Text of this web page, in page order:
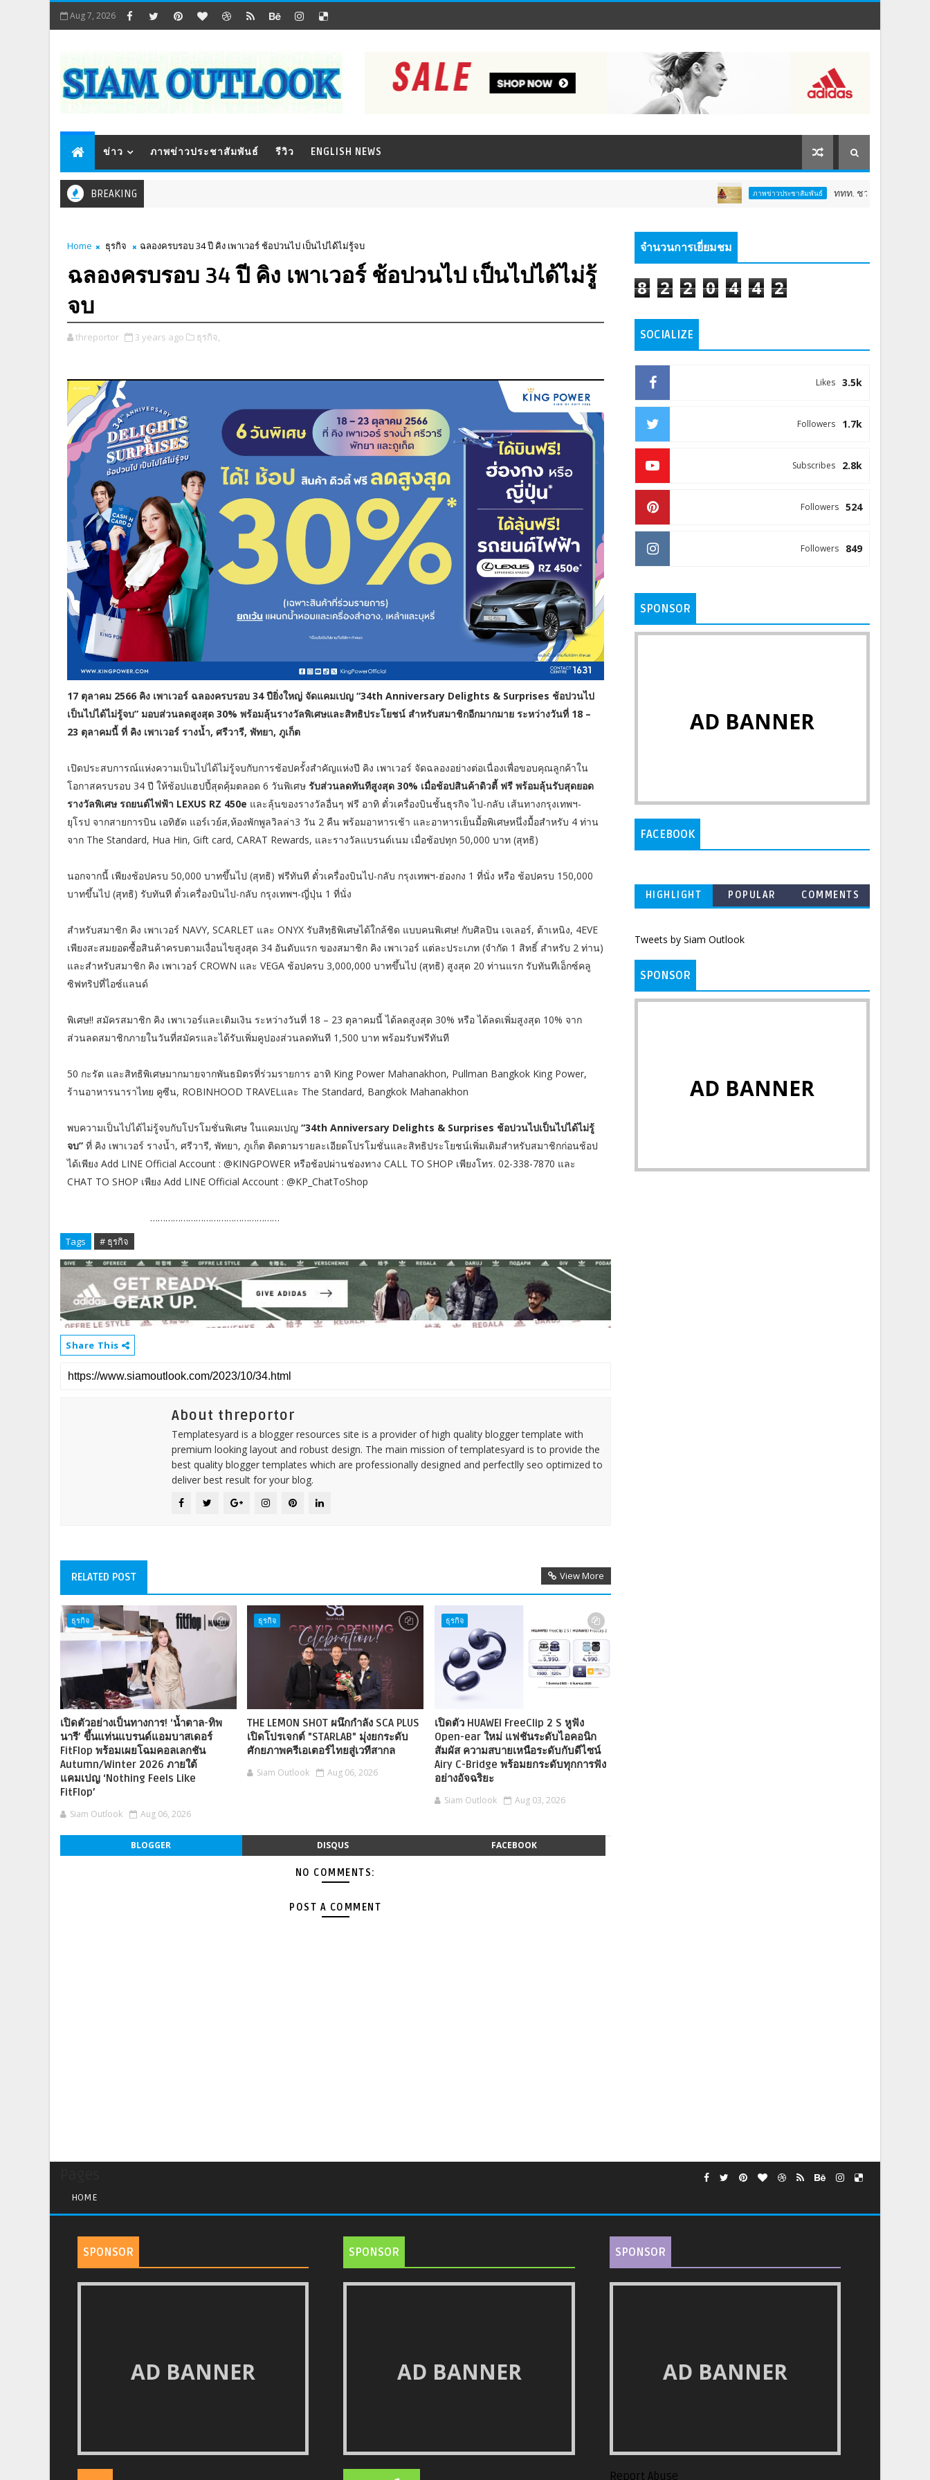
Aug 7, 2026
ข่าว ภาพข่าวประชาสัมพันธ์ รีวิว ENGLISH NEWS
BREAKING ภาพข่าวประชาสัมพันธ์ ททท. ชวนสัมผัสพลังแห่งศรัทธา
Home ธุรกิจ ฉลองครบรอบ 34 ปี คิง เพาเวอร์ ช้อปวนไป เป็นไปได้ไม่รู้จบ
ฉลองครบรอบ 34 ปี คิง เพาเวอร์ ช้อปวนไป เป็นไปได้ไม่รู้
จบ
threportor 3 years ago ธุรกิจ,
17 ตุลาคม 2566 คิง เพาเวอร์ ฉลองครบรอบ 34 ปียิ่งใหญ่ จัดแคมเปญ “34th Anniversary Delights & Surprises ช้อปวนไป
เป็นไปได้ไม่รู้จบ” มอบส่วนลดสูงสุด 30% พร้อมลุ้นรางวัลพิเศษและสิทธิประโยชน์ สำหรับสมาชิกอีกมากมาย ระหว่างวันที่ 18 –
23 ตุลาคมนี้ ที่ คิง เพาเวอร์ รางน้ำ, ศรีวารี, พัทยา, ภูเก็ต
เปิดประสบการณ์แห่งความเป็นไปได้ไม่รู้จบกับการช้อปครั้งสำคัญแห่งปี คิง เพาเวอร์ จัดฉลองอย่างต่อเนื่องเพื่อขอบคุณลูกค้าใน
โอกาสครบรอบ 34 ปี ให้ช้อปแฮปปี้สุดคุ้มตลอด 6 วันพิเศษ รับส่วนลดทันทีสูงสุด 30% เมื่อช้อปสินค้าดิวตี้ ฟรี พร้อมลุ้นรับสุดยอด
รางวัลพิเศษ รถยนต์ไฟฟ้า LEXUS RZ 450e และลุ้นของรางวัลอื่นๆ ฟรี อาทิ ตั๋วเครื่องบินชั้นธุรกิจ ไป-กลับ เส้นทางกรุงเทพฯ-
ยุโรป จากสายการบิน เอทิฮัด แอร์เวย์ส,ห้องพักพูลวิลล่า3 วัน 2 คืน พร้อมอาหารเช้า และอาหารเย็นมื้อพิเศษหนึ่งมื้อสำหรับ 4 ท่าน
จาก The Standard, Hua Hin, Gift card, CARAT Rewards, และรางวัลแบรนด์เนม เมื่อช้อปทุก 50,000 บาท (สุทธิ)
นอกจากนี้ เพียงช้อปครบ 50,000 บาทขึ้นไป (สุทธิ) ฟรีทันที ตั๋วเครื่องบินไป-กลับ กรุงเทพฯ-ฮ่องกง 1 ที่นั่ง หรือ ช้อปครบ 150,000
บาทขึ้นไป (สุทธิ) รับทันที ตั๋วเครื่องบินไป-กลับ กรุงเทพฯ-ญี่ปุ่น 1 ที่นั่ง
สำหรับสมาชิก คิง เพาเวอร์ NAVY, SCARLET และ ONYX รับสิทฺธิพิเศษได้ใกล้ชิด แบบคนพิเศษ! กับศิลปิน เจเลอร์, ต้าเหนิง, 4EVE
เพียงสะสมยอดซื้อสินค้าครบตามเงื่อนไขสูงสุด 34 อันดับแรก ของสมาชิก คิง เพาเวอร์ แต่ละประเภท (จำกัด 1 สิทธิ์ สำหรับ 2 ท่าน)
และสำหรับสมาชิก คิง เพาเวอร์ CROWN และ VEGA ช้อปครบ 3,000,000 บาทขึ้นไป (สุทธิ) สูงสุด 20 ท่านแรก รับทันทีเอ็กซ์คลู
ซิฟทริปที่ไอซ์แลนด์
พิเศษ!! สมัครสมาชิก คิง เพาเวอร์และเติมเงิน ระหว่างวันที่ 18 – 23 ตุลาคมนี้ ได้ลดสูงสุด 30% หรือ ได้ลดเพิ่มสูงสุด 10% จาก
ส่วนลดสมาชิกภายในวันที่สมัครและได้รับเพิ่มคูปองส่วนลดทันที 1,500 บาท พร้อมรับฟรีทันที
50 กะรัต และสิทธิพิเศษมากมายจากพันธมิตรที่ร่วมรายการ อาทิ King Power Mahanakhon, Pullman Bangkok King Power,
ร้านอาหารนาราไทย คูซีน, ROBINHOOD TRAVELและ The Standard, Bangkok Mahanakhon
พบความเป็นไปได้ไม่รู้จบกับโปรโมชั่นพิเศษ ในแคมเปญ “34th Anniversary Delights & Surprises ช้อปวนไปเป็นไปได้ไม่รู้
จบ” ที่ คิง เพาเวอร์ รางน้ำ, ศรีวารี, พัทยา, ภูเก็ต ติดตามรายละเอียดโปรโมชั่นและสิทธิประโยชน์เพิ่มเติมสำหรับสมาชิกก่อนช้อป
ได้เพียง Add LINE Official Account : @KINGPOWER หรือช้อปผ่านช่องทาง CALL TO SHOP เพียงโทร. 02-338-7870 และ
CHAT TO SHOP เพียง Add LINE Official Account : @KP_ChatToShop
……………………………………………
Tags # ธุรกิจ
Share This
About threportor
Templatesyard is a blogger resources site is a provider of high quality blogger template with
premium looking layout and robust design. The main mission of templatesyard is to provide the
best quality blogger templates which are professionally designed and perfectlly seo optimized to
deliver best result for your blog.
RELATED POST View More
ธุรกิจ
เปิดตัวอย่างเป็นทางการ! ‘น้ำตาล-ทิพ
นารี’ ขึ้นแท่นแบรนด์แอมบาสเดอร์
FitFlop พร้อมเผยโฉมคอลเลกชัน
Autumn/Winter 2026 ภายใต้
แคมเปญ ‘Nothing Feels Like
FitFlop’
Siam Outlook Aug 06, 2026
ธุรกิจ
THE LEMON SHOT ผนึกกำลัง SCA PLUS
เปิดโปรเจกต์ "STARLAB" มุ่งยกระดับ
ศักยภาพครีเอเตอร์ไทยสู่เวทีสากล
Siam Outlook Aug 06, 2026
ธุรกิจ
เปิดตัว HUAWEI FreeClip 2 S หูฟัง
Open-ear ใหม่ แฟชันระดับไอคอนิก
สัมผัส ความสบายเหนือระดับกับดีไซน์
Airy C-Bridge พร้อมยกระดับทุกการฟัง
อย่างอัจฉริยะ
Siam Outlook Aug 03, 2026
BLOGGER DISQUS FACEBOOK
NO COMMENTS:
POST A COMMENT
จำนวนการเยี่ยมชม
8 2 2 0 4 4 2
SOCIALIZE
3.5k
Likes
1.7k
Followers
2.8k
Subscribes
524
Followers
849
Followers
SPONSOR
AD BANNER
FACEBOOK
HIGHLIGHT POPULAR COMMENTS
Tweets by Siam Outlook
SPONSOR
AD BANNER
HOME
SPONSOR
AD BANNER
SPONSOR
AD BANNER
SPONSOR
AD BANNER
Report Abuse